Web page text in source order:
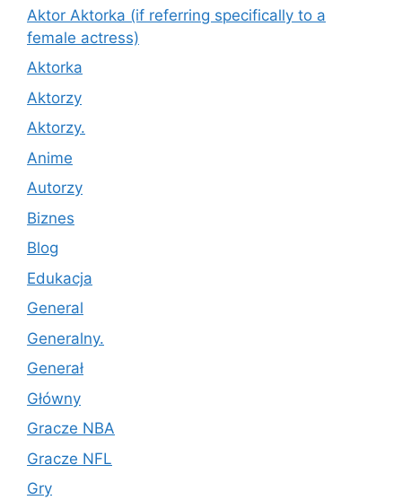
Aktor Aktorka (if referring specifically to a
female actress)
Aktorka
Aktorzy
Aktorzy.
Anime
Autorzy
Biznes
Blog
Edukacja
General
Generalny.
Generał
Główny
Gracze NBA
Gracze NFL
Gry